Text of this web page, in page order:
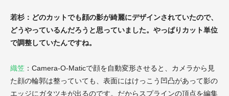
若杉：どのカットでも顔の影が綺麗にデザインされていたので、
どうやっているんだろうと思っていました。やっぱりカット単位
で調整していたんですね。
織笠 ：Camera-O-Maticで顔を自動変形させると、カメラから見
た顔の輪郭は整っていても、表面にはけっこう凹凸があって影の
エッジにガタツキが出るのです。だからスプラインの頂点を編集